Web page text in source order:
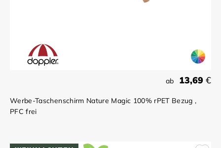
ab 13,69 €
Werbe-Taschenschirm Nature Magic 100% rPET Bezug ,
PFC frei